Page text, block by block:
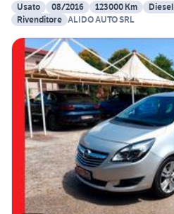
Usato
08/2016 123000 Km Diesel
Rivenditore ALIDO AUTO SRL